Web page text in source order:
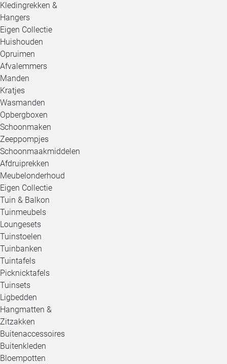
Kledingrekken &
Hangers
Eigen Collectie
Huishouden
Opruimen
Afvalemmers
Manden
Kratjes
Wasmanden
Opbergboxen
Schoonmaken
Zeeppompjes
Schoonmaakmiddelen
Afdruiprekken
Meubelonderhoud
Eigen Collectie
Tuin & Balkon
Tuinmeubels
Loungesets
Tuinstoelen
Tuinbanken
Tuintafels
Picknicktafels
Tuinsets
Ligbedden
Hangmatten &
Zitzakken
Buitenaccessoires
Buitenkleden
Bloempotten